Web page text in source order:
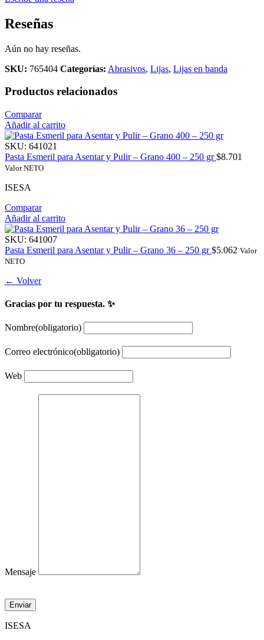
Reseñas
Aún no hay reseñas.
SKU: 765404 Categorías: Abrasivos, Lijas, Lijas en banda
Productos relacionados
Comparar
Añadir al carrito
SKU: 641021
Pasta Esmeril para Asentar y Pulir – Grano 400 – 250 gr$8.701
Valor NETO
ISESA
Comparar
Añadir al carrito
SKU: 641007
Pasta Esmeril para Asentar y Pulir – Grano 36 – 250 gr$5.062 Valor
NETO
← Volver
Gracias por tu respuesta. ✨
Nombre(obligatorio)
Correo electrónico(obligatorio)
Web
Mensaje
Enviar
ISESA